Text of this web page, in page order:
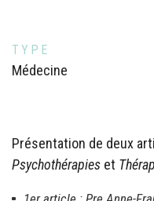
TYPE
Médecine
Présentation de deux
Psychothérapies et